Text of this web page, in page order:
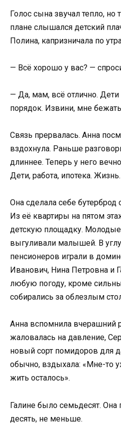
Голос сына звучал тепло, но
плане слышался детский
Полина, капризничала по
— Всё хорошо у вас? —
— Да, мам, всё отлично.
порядок. Извини, мне
Связь прервалась. Анна
вздохнула. Раньше
длиннее. Теперь у него
Дети, работа, ипотека. Жизнь.
Она сделала себе бутерброд
Из её квартиры на пятом
детскую площадку. Молодые
выгуливали малышей. В
пенсионеров играли в
Иванович, Нина Петровна и
любую погоду, кроме
собирались за облезлым
Анна вспомнила вчерашний
жаловалась на давление,
новый сорт помидоров для
обычно, вздыхала: «Мне-то
жить осталось».
Галине было семьдесят. Она
десять, не меньше.